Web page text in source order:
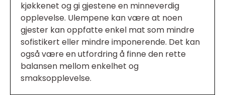
kjøkkenet og gi gjestene en minneverdig
opplevelse. Ulempene kan være at noen
gjester kan oppfatte enkel mat som mindre
sofistikert eller mindre imponerende. Det kan
også være en utfordring å finne den rette
balansen mellom enkelhet og
smaksopplevelse.